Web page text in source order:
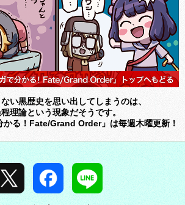
い黒歴史を思い出してしまうのは、
理論という現象だそうです。
かる！Fate/Grand Order」は毎週木曜更新！